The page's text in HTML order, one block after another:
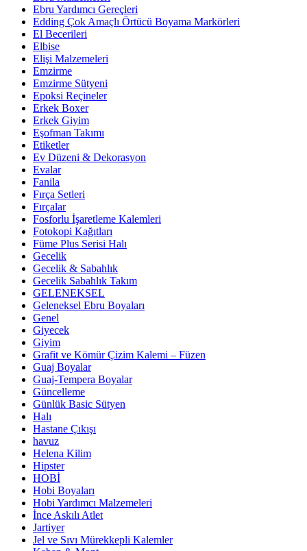
Ebru Yardımcı Gereçleri
Edding Çok Amaçlı Örtücü Boyama Markörleri
El Becerileri
Elbise
Elişi Malzemeleri
Emzirme
Emzirme Sütyeni
Epoksi Reçineler
Erkek Boxer
Erkek Giyim
Eşofman Takımı
Etiketler
Ev Düzeni & Dekorasyon
Evalar
Fanila
Fırça Setleri
Fırçalar
Fosforlu İşaretleme Kalemleri
Fotokopi Kağıtları
Füme Plus Serisi Halı
Gecelik
Gecelik & Sabahlık
Gecelik Sabahlık Takım
GELENEKSEL
Geleneksel Ebru Boyaları
Genel
Giyecek
Giyim
Grafit ve Kömür Çizim Kalemi – Füzen
Guaj Boyalar
Guaj-Tempera Boyalar
Güncelleme
Günlük Basic Sütyen
Halı
Hastane Çıkışı
havuz
Helena Kilim
Hipster
HOBİ
Hobi Boyaları
Hobi Yardımcı Malzemeleri
İnce Askılı Atlet
Jartiyer
Jel ve Sıvı Mürekkepli Kalemler